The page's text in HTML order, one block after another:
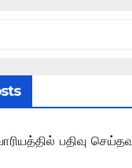
பதிவு